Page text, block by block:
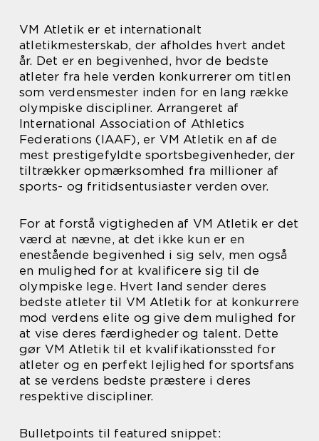
VM Atletik er et internationalt
atletikmesterskab, der afholdes hvert andet
år. Det er en begivenhed, hvor de bedste
atleter fra hele verden konkurrerer om titlen
som verdensmester inden for en lang række
olympiske discipliner. Arrangeret af
International Association of Athletics
Federations (IAAF), er VM Atletik en af de
mest prestigefyldte sportsbegivenheder, der
tiltrækker opmærksomhed fra millioner af
sports- og fritidsentusiaster verden over.
For at forstå vigtigheden af VM Atletik er det
værd at nævne, at det ikke kun er en
enestående begivenhed i sig selv, men også
en mulighed for at kvalificere sig til de
olympiske lege. Hvert land sender deres
bedste atleter til VM Atletik for at konkurrere
mod verdens elite og give dem mulighed for
at vise deres færdigheder og talent. Dette
gør VM Atletik til et kvalifikationssted for
atleter og en perfekt lejlighed for sportsfans
at se verdens bedste præstere i deres
respektive discipliner.
Bulletpoints til featured snippet: